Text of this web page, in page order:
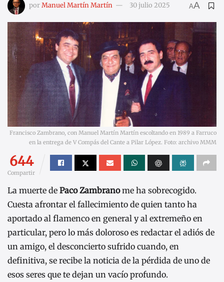
porManuel Martín Martín 30 julio 2025 AA
Francisco Zambrano, con Manuel Martín Martín escoltando en 1989 a Farruco
en la entrega de V Compás del Cante a Pilar López. Foto: archivo MMM
644
Compartir
La muerte de Paco Zambranome ha sobrecogido.
Cuesta afrontar el fallecimiento de quien tanto ha
aportado al flamenco en general y al extremeño en
particular, pero lo más doloroso es redactar el adiós de
un amigo, el desconcierto sufrido cuando, en
definitiva, se recibe la noticia de la pérdida de uno de
esos seres que te dejan un vacío profundo.